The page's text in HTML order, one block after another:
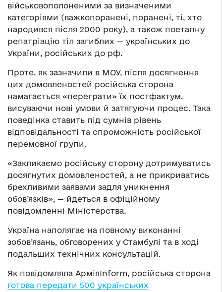
військовополоненими за визначеними
категоріями (важкопоранені, поранені, ті, хто
народився після 2000 року), а також поетапну
репатріацію тіл загиблих — українських до
України, російських до рф.
Проте, як зазначили в МОУ, після досягнення
цих домовленостей російська сторона
намагається «переграти» їх постфактум,
висуваючи нові умови й затягуючи процес. Така
поведінка ставить під сумнів рівень
відповідальності та спроможність російської
перемовної групи.
«Закликаємо російську сторону дотримуватись
досягнутих домовленостей, а не прикриватись
брехливими заявами задля уникнення
обов’язків», — йдеться в офіційному
повідомленні Міністерства.
Україна наполягає на повному виконанні
зобов’язань, обговорених у Стамбулі та в ході
подальших технічних консультацій.
Як повідомляла АрміяInform, російська сторона
готова передати 500 українських